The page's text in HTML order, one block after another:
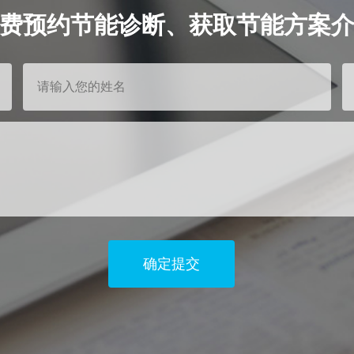
预约节能诊断、获取节能方案